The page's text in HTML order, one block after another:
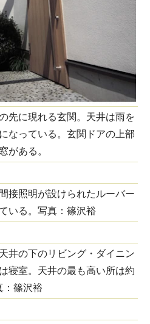
先に現れる玄関。天井は雨を
なっている。玄関ドアの上部
がある。
接照明が設けられたルーバー
いる。写真：篠沢裕
井の下のリビング・ダイニン
寝室。天井の最も高い所は約
：篠沢裕